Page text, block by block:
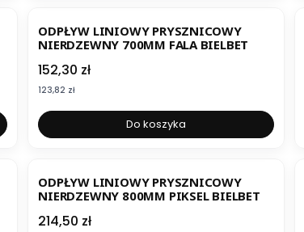
ODPŁYW LINIOWY PRYSZNICOWY
NIERDZEWNY 700MM FALA BIELBET
Cena
152,30 zł
Cena
123,82 zł
Do koszyka
ODPŁYW LINIOWY PRYSZNICOWY
NIERDZEWNY 800MM PIKSEL BIELBET
Cena
214,50 zł